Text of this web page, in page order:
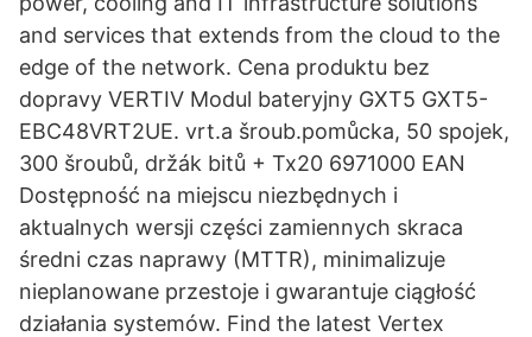
and services that extends from the cloud to the
edge of the network. Cena produktu bez
dopravy VERTIV Modul bateryjny GXT5 GXT5-
EBC48VRT2UE. vrt.a šroub.pomůcka, 50 spojek,
300 šroubů, držák bitů + Tx20 6971000 EAN
Dostępność na miejscu niezbędnych i
aktualnych wersji części zamiennych skraca
średni czas naprawy (MTTR), minimalizuje
nieplanowane przestoje i gwarantuje ciągłość
działania systemów. Find the latest Vertex